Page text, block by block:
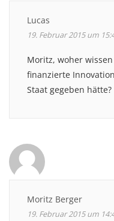
Lucas
19. Februar 2015 um
Moritz, woher
finanzierte
Staat gegeben hätte?
Moritz Berger
19. Februar 2015 um